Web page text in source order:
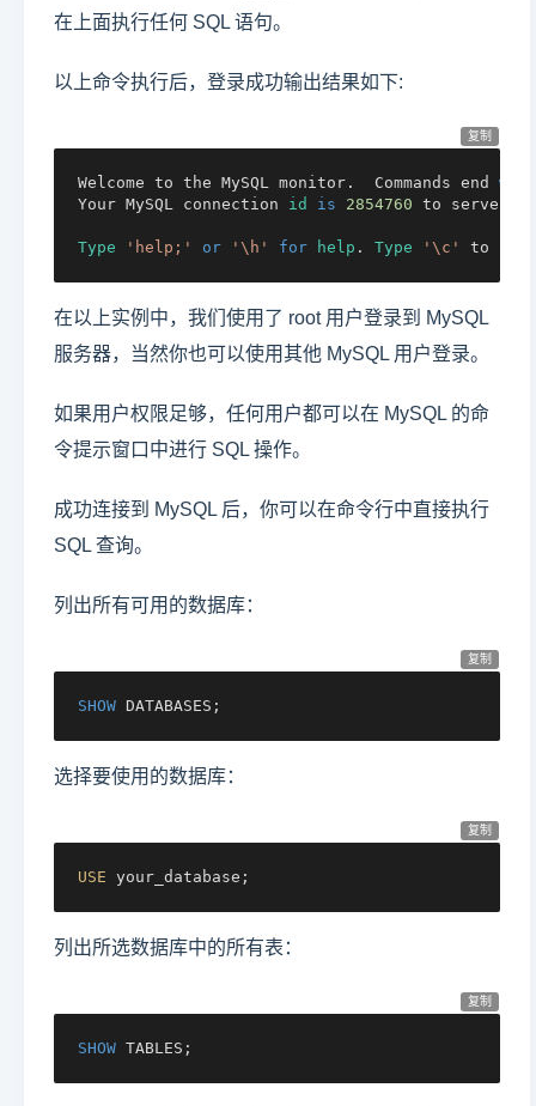
在上面执行任何 SQL 语句。
以上命令执行后，登录成功输出结果如下:
复制
Welcome to the MySQL monitor.  Commands end with
Your MySQL connection id is 2854760 to server
Type 'help;' or '\h' for help . Type '\c' to
在以上实例中，我们使用了 root 用户登录到 MySQL
服务器，当然你也可以使用其他 MySQL 用户登录。
如果用户权限足够，任何用户都可以在 MySQL 的命
令提示窗口中进行 SQL 操作。
成功连接到 MySQL 后，你可以在命令行中直接执行
SQL 查询。
列出所有可用的数据库：
复制
SHOW DATABASES;
选择要使用的数据库：
复制
USE your_database;
列出所选数据库中的所有表：
复制
SHOW TABLES;